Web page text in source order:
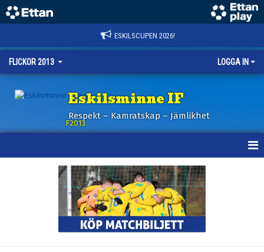
ESKILSCUPEN 2026!
FLICKOR 2013 LOGGA IN
Eskilsminne IF
Respekt – Kamratskap – Jämlikhet
F2013